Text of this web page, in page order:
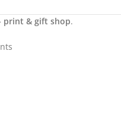
print & gift shop.